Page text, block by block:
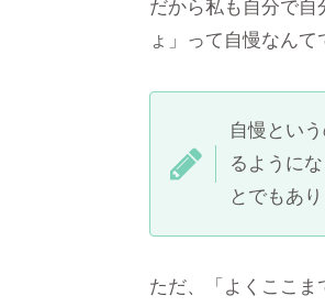
だから私も自分で自
ょ」って自慢なんて
自慢とい
るように
とでもあり
ただ、「よくここま